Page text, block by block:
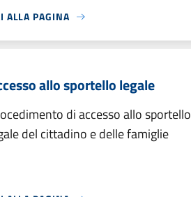
ALLA PAGINA
allo sportello legale
di accesso allo sportello
del cittadino e delle famiglie